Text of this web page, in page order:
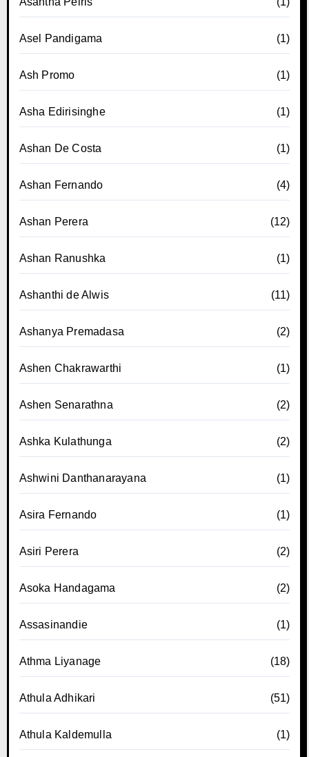
Asel Pandigama (1)
Ash Promo (1)
Asha Edirisinghe (1)
Ashan De Costa (1)
Ashan Fernando (4)
Ashan Perera (12)
Ashan Ranushka (1)
Ashanthi de Alwis (11)
Ashanya Premadasa (2)
Ashen Chakrawarthi (1)
Ashen Senarathna (2)
Ashka Kulathunga (2)
Ashwini Danthanarayana (1)
Asira Fernando (1)
Asiri Perera (2)
Asoka Handagama (2)
Assasinandie (1)
Athma Liyanage (18)
Athula Adhikari (51)
Athula Kaldemulla (1)